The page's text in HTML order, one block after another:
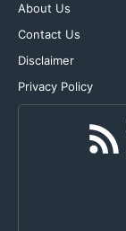
About Us
Contact Us
Disclaimer
Privacy Policy